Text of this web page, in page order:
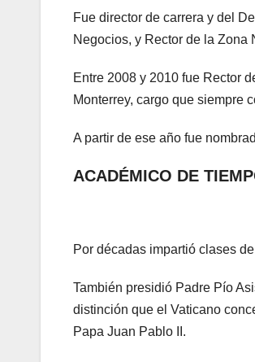
Fue director de carrera y del
Negocios, y Rector de la Zona
Entre 2008 y 2010 fue Rector
Monterrey, cargo que siempre
A partir de ese año fue
ACADÉMICO DE
Por décadas impartió clases
También presidió Padre Pío
distinción que el Vaticano
Papa Juan Pablo II.